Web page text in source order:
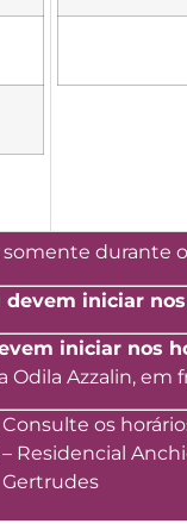
somente durante
iniciar
iniciar nos
Odila Azzalin, em
os
Residencial
Gertrudes